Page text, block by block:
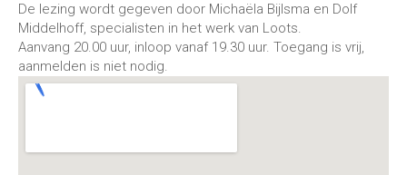
De lezing wordt gegeven door Michaëla Bijlsma en Dolf
Middelhoff, specialisten in het werk van Loots.
Aanvang 20.00 uur, inloop vanaf 19.30 uur. Toegang is vrij,
aanmelden is niet nodig.